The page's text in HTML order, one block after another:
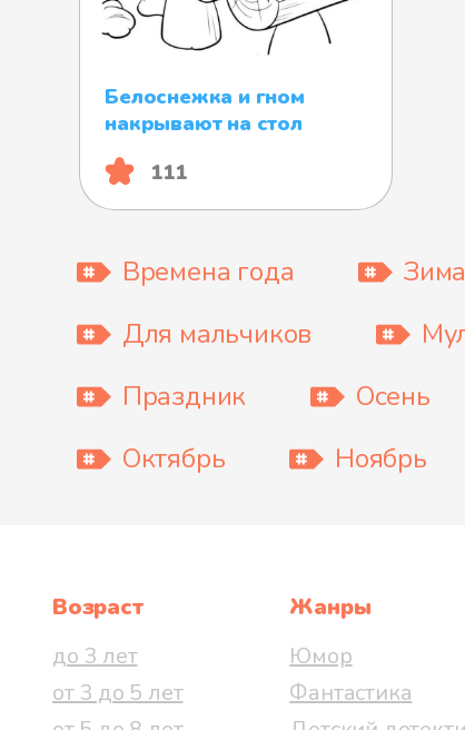
Белоснежка и гном
накрывают на стол
111
Времена года Зима
Для мальчиков
Праздник
Осень
Октябрь
Ноябрь
Возраст
до 3 лет
от 3 до 5 лет
Жанры
Юмор
Фантастика